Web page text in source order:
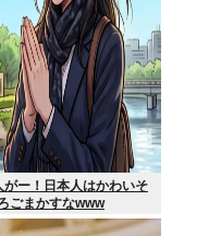
ー！日本人はかわいそ
ごまかすなwww